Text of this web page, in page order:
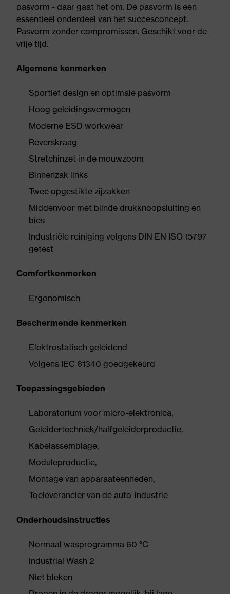
pasvorm - daar gaat het om. De pasvorm is een
essentieel onderdeel van het succesconcept.
Pasvorm zonder compromissen. Geschikt voor de
vrije tijd.
Algemene kenmerken
Sportief design en optimale pasvorm
Hoog geleidingsvermogen
Moderne ESD workwear
Reverskraag
Stretchinzet in de mouwzoom
Binnenzak links
Twee opgestikte zijzakken
Middenvoor met blinde drukknoopsluiting en
bies
Industriële reiniging volgens DIN EN ISO 15797
getest
Comfortkenmerken
Ergonomisch
Beschermende kenmerken
Elektrostatisch geleidend
Volgens IEC 61340 goedgekeurd
Toepassingsgebieden
Laboratorium voor micro-elektronica,
Geleidertechniek/halfgeleiderproductie,
Kabelassemblage,
Moduleproductie,
Montage van apparaateenheden,
Toeleverancier van de auto-industrie
Onderhoudsinstructies
Normaal wasprogramma 60 °C
Industrial Wash 2
Niet bleken